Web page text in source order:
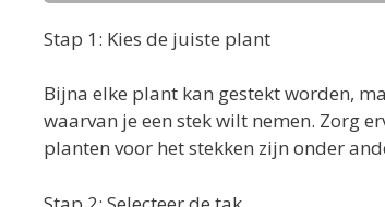
Stap 1: Kies de juiste plant
Bijna elke plant kan gestekt worden,
waarvan je een stek wilt nemen. Zorg
planten voor het stekken zijn onder